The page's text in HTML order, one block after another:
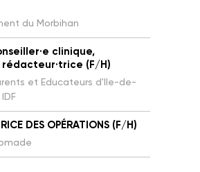
du Morbihan
clinique,
rédacteur·trice (F/H)
et Educateurs d'Ile-de-
DES OPÉRATIONS (F/H)